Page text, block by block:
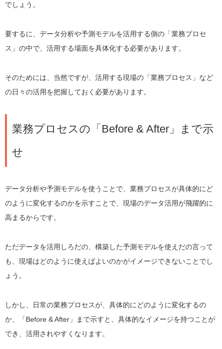
でしょう。
要するに、データ分析や予測モデルを活用する側の「業務プロセ
ス」の中で、活用する場面を具体化する必要があります。
そのためには、当然ですが、活用する現場の「業務プロセス」など
の日々の活用を把握しておく必要があります。
業務プロセスの「Before & After」まで示
せ
データ分析や予測モデルを使うことで、業務プロセスが具体的にど
のように変化するのかを示すことで、現場のデータ活用が飛躍的に
高まるからです。
ただデータを活用しろだの、構築した予測モデルを使えだの言って
も、現場はどのように使えばよいのかがイメージできないことでし
ょう。
しかし、日常の業務プロセスが、具体的にどのように変化するの
か、「Before & After」まで示すと、具体的なイメージを持つことが
でき、活用されやすくなります。